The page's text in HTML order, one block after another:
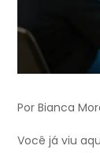
Por Bianca
Você já viu